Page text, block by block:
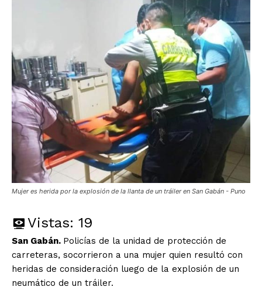
Mujer es herida por la explosión de la llanta de un tráiler en San Gabán - Puno
Vistas: 19
San Gabán. Policías de la unidad de protección de
carreteras, socorrieron a una mujer quien resultó con
heridas de consideración luego de la explosión de un
neumático de un tráiler.